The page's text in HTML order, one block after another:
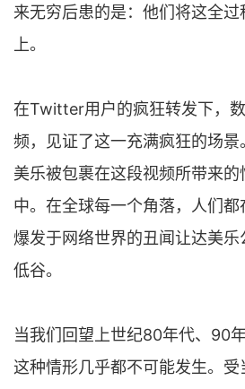
来无穷后患的是：他们将这全
上。
在Twitter用户的疯狂转发下，
频，见证了这一充满疯狂的场
美乐被包裹在这段视频所带来
中。在全球每一个角落，人们
爆发于网络世界的丑闻让达美
低谷。
当我们回望上世纪80年代、90
这种情形几乎都不可能发生。